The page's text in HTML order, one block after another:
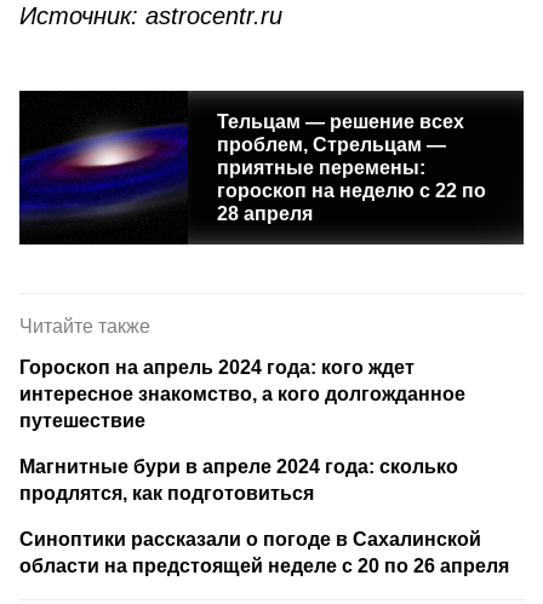
Источник: astrocentr.ru
Тельцам — решение всех
проблем, Стрельцам —
приятные перемены:
гороскоп на неделю с 22 по
28 апреля
Читайте также
Гороскоп на апрель 2024 года: кого ждет
интересное знакомство, а кого долгожданное
путешествие
Магнитные бури в апреле 2024 года: сколько
продлятся, как подготовиться
Синоптики рассказали о погоде в Сахалинской
области на предстоящей неделе с 20 по 26 апреля